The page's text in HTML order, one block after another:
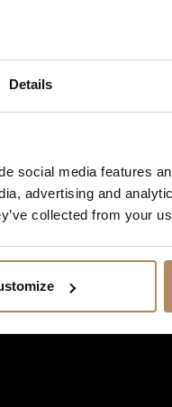
Details
social media features
advertising and
collected from your
deg nyhetsbrev om våre
og hvordan vi forplikter